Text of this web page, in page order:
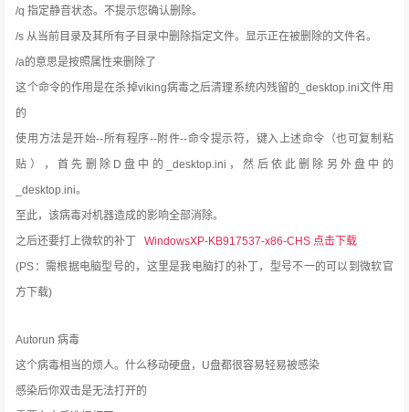
/q 指定静音状态。不提示您确认删除。
/s 从当前目录及其所有子目录中删除指定文件。显示正在被删除的文件名。
/a的意思是按照属性来删除了
这个命令的作用是在杀掉viking病毒之后清理系统内残留的_desktop.ini文件用
的
使用方法是开始--所有程序--附件--命令提示符，键入上述命令（也可复制粘
贴），首先删除D盘中的_desktop.ini，然后依此删除另外盘中的
_desktop.ini。
至此，该病毒对机器造成的影响全部消除。
之后还要打上微软的补丁WindowsXP-KB917537-x86-CHS 点击下载
(PS：需根据电脑型号的，这里是我电脑打的补丁，型号不一的可以到微软官
方下载)
Autorun 病毒
这个病毒相当的烦人。什么移动硬盘，U盘都很容易轻易被感染
感染后你双击是无法打开的